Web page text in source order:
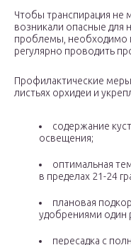
Чтобы транспирация не
возникали опасные для
проблемы, необходимо
регулярно проводить
Профилактические
листьях орхидеи и
содержание
освещения;
оптимальная
в пределах 21-24
плановая
удобрениями один
пересадка с